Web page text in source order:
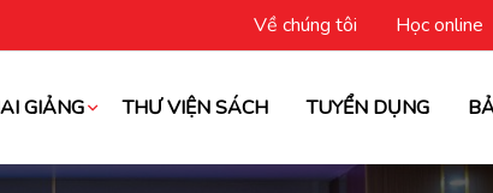
Về chúng tôi Học online
GIẢNG THƯ VIỆN SÁCH TUYỂN DỤNG